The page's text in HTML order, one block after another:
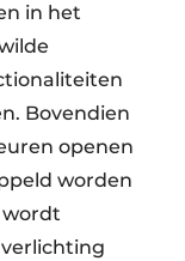
in het
Bovendien
openen
worden
wordt